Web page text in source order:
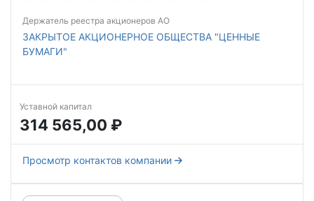
Держатель реестра акционеров АО
ЗАКРЫТОЕ АКЦИОНЕРНОЕ ОБЩЕСТВА "ЦЕННЫЕ
БУМАГИ"
Уставной капитал
314 565,00 ₽
Просмотр контактов компании